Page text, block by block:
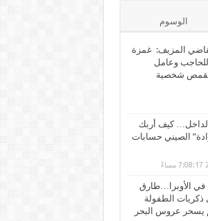
الوسوم
المزيف: غمزة
جنيه للحاجب وعامل
شخصية
كيف أربك
الصيني حسابات
الأوبرا…طارق
الطفولة
يسحر عروس البحر